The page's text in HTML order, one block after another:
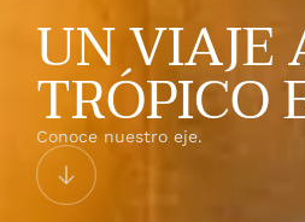
UN VIAJE
TRÓPICO
Conoce nuestro eje.